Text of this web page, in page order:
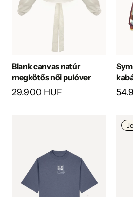
Blank canvas natúr
megkötős női pulóver
29.900 HUF